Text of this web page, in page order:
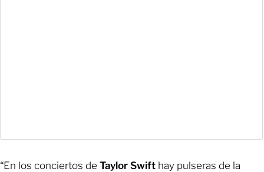
“En los conciertos de Taylor Swift hay pulseras de la